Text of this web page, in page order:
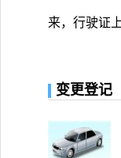
来，行驶证
变更登记